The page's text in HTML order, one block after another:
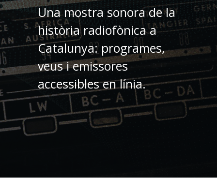
Una mostra sonora de la
història radiofònica a
Catalunya: programes,
veus i emissores
accessibles en línia.